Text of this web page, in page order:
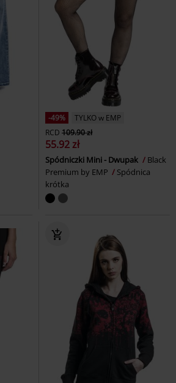
-49%
TYLKO w EMP
RCD 109.90 zł
55.92 zł
Spódniczki Mini - Dwupak
Black
Premium by EMP
Spódnica
krótka